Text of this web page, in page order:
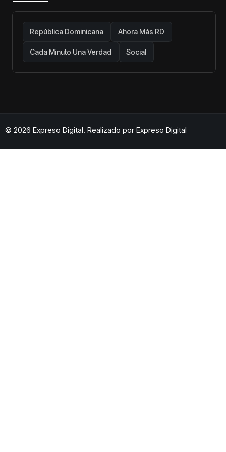
República Dominicana Ahora Más RD
Cada Minuto Una Verdad Social
© 2026 Expreso Digital. Realizado por Expreso Digital